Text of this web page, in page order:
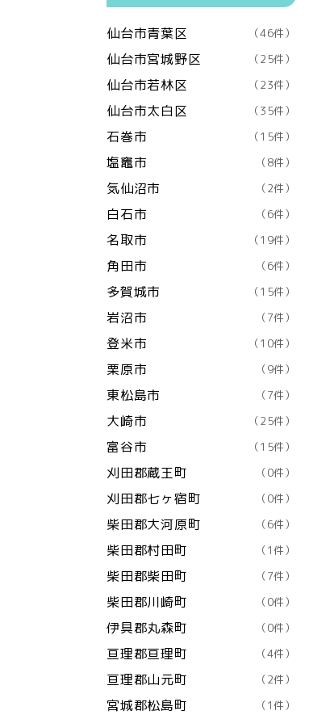
仙台市青葉区 （46件）
仙台市宮城野区 （25件）
仙台市若林区 （23件）
仙台市太白区 （35件）
石巻市 （15件）
塩竈市 （8件）
気仙沼市 （2件）
白石市 （6件）
名取市 （19件）
角田市 （6件）
多賀城市 （15件）
岩沼市 （7件）
登米市 （10件）
栗原市 （9件）
東松島市 （7件）
大崎市 （25件）
富谷市 （15件）
刈田郡蔵王町 （0件）
刈田郡七ヶ宿町 （0件）
柴田郡大河原町 （6件）
柴田郡村田町 （1件）
柴田郡柴田町 （7件）
柴田郡川崎町 （0件）
伊具郡丸森町 （0件）
亘理郡亘理町 （4件）
亘理郡山元町 （2件）
宮城郡松島町 （1件）